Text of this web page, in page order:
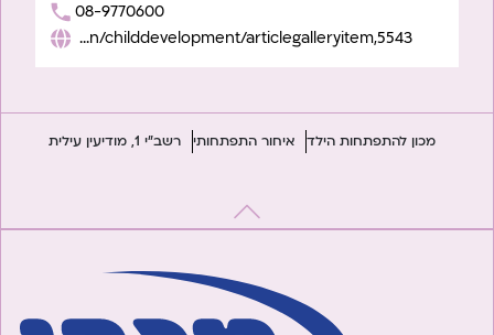
08-9770600
https://www.leumit.co.il/heb/Life/Children/childdevelopment/articlegalleryitem,5543/
מכון להתפתחות הילד איחור התפתחותי רשב"י 1, מודיעין עילית